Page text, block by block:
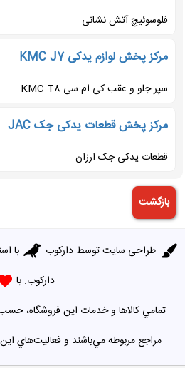
فلوسوئیچ آتش نشانی
مرکز پخش لوازم یدکی KMC J7
سپر جلو و عقب کی ام سی KMC T8
مرکز پخش قطعات یدکی جک JAC
قطعات یدکی جک ارزان
طراحی سایت توسطدارکوب
با
دارکوب. با
تمامي كالاها و خدمات اين فروشگاه،
مراجع مربوطه مي‌باشند و فعاليت‌هاي